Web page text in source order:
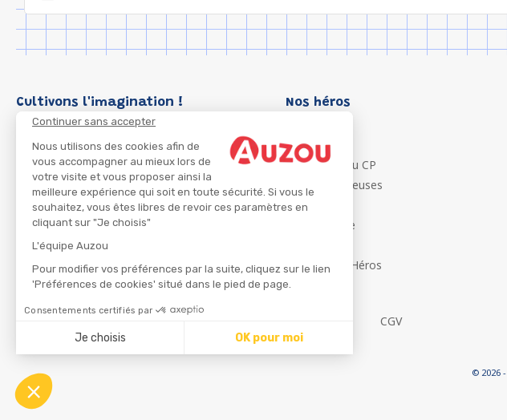
Continuer sans accepter
Nous utilisons des cookies afin de
vous accompagner au mieux lors de
votre visite et vous proposer ainsi la
meilleure expérience qui soit en toute sécurité. Si vous le
souhaitez, vous êtes libres de revoir ces paramètres en
cliquant sur "Je choisis"
L'équipe Auzou
Pour modifier vos préférences par la suite, cliquez sur le lien
'Préférences de cookies' situé dans le pied de page.
Consentements certifiés par
Je choisis OK pour moi
Notre plateforme vous permet d'adapter et de gérer vos paramètres de
Cultivons l'imagination ! Nos héros
P'tit Loup
Les Héros du CP
Les Influenceuses
Migali
Petite Taupe
Ma Boîte à Héros
CGV
© 2026